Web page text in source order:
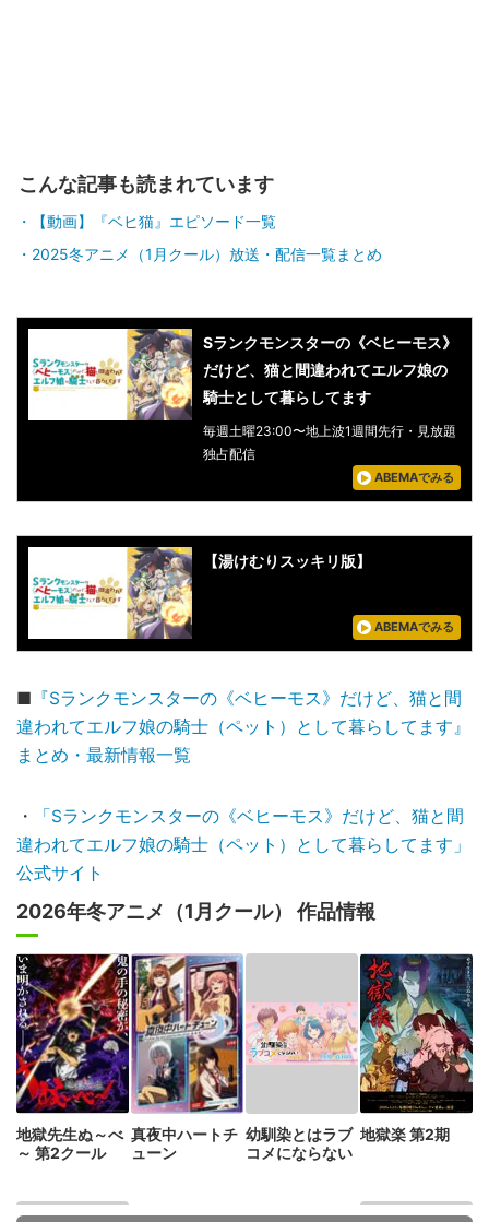
こんな記事も読まれています
【動画】『ベヒ猫』エピソード一覧
2025冬アニメ（1月クール）放送・配信一覧まとめ
Sランクモンスターの《ベヒーモス》
だけど、猫と間違われてエルフ娘の
騎士として暮らしてます
毎週土曜23:00〜地上波1週間先行・見放題
独占配信
ABEMAでみる
【湯けむりスッキリ版】
ABEMAでみる
■ 『Sランクモンスターの《ベヒーモス》だけど、猫と間
違われてエルフ娘の騎士（ペット）として暮らしてます』
まとめ・最新情報一覧
・
「Sランクモンスターの《ベヒーモス》だけど、猫と間
違われてエルフ娘の騎士（ペット）として暮らしてます」
公式サイト
2026年冬アニメ（1月クール） 作品情報
地獄先生ぬ～べ
～ 第2クール
真夜中ハートチ
ューン
幼馴染とはラブ
コメにならない
地獄楽 第2期